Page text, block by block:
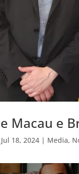
Macau e
Jul 18, 2024 | Media,